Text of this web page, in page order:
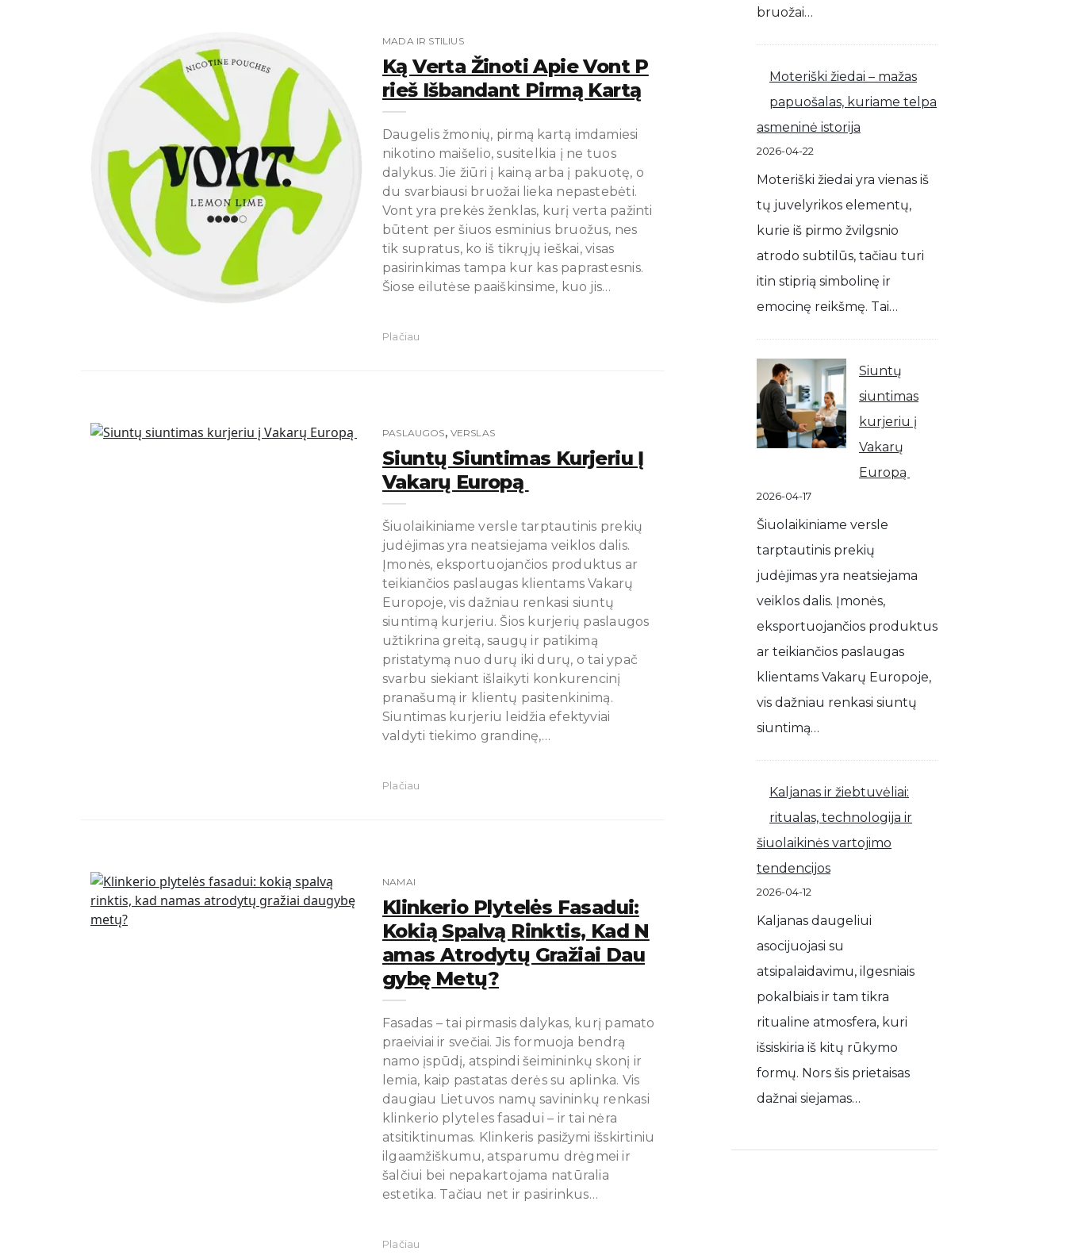
MADA IR STILIUS
Ką Verta Žinoti Apie Vont P
Rieš Išbandant Pirmą Kartą
Daugelis žmonių, pirmą kartą imdamiesi
nikotino maišelio, susitelkia į ne tuos
dalykus. Jie žiūri į kainą arba į pakuotę, o
du svarbiausi bruožai lieka nepastebėti.
Vont yra prekės ženklas, kurį verta pažinti
būtent per šiuos esminius bruožus, nes
tik supratus, ko iš tikrųjų ieškai, visas
pasirinkimas tampa kur kas paprastesnis.
Šiose eilutėse paaiškinsime, kuo jis…
Plačiau
PASLAUGOS, VERSLAS
Siuntų Siuntimas Kurjeriu Į
Vakarų Europą
Šiuolaikiniame versle tarptautinis prekių
judėjimas yra neatsiejama veiklos dalis.
Įmonės, eksportuojančios produktus ar
teikiančios paslaugas klientams Vakarų
Europoje, vis dažniau renkasi siuntų
siuntimą kurjeriu. Šios kurjerių paslaugos
užtikrina greitą, saugų ir patikimą
pristatymą nuo durų iki durų, o tai ypač
svarbu siekiant išlaikyti konkurencinį
pranašumą ir klientų pasitenkinimą.
Siuntimas kurjeriu leidžia efektyviai
valdyti tiekimo grandinę,…
Plačiau
NAMAI
Klinkerio Plytelės Fasadui:
Kokią Spalvą Rinktis, Kad N
Amas Atrodytų Gražiai Dau
Gybę Metų?
Fasadas – tai pirmasis dalykas, kurį pamato
praeiviai ir svečiai. Jis formuoja bendrą
namo įspūdį, atspindi šeimininkų skonį ir
lemia, kaip pastatas derės su aplinka. Vis
daugiau Lietuvos namų savininkų renkasi
klinkerio plyteles fasadui – ir tai nėra
atsitiktinumas. Klinkeris pasižymi išskirtiniu
ilgaamžiškumu, atsparumu drėgmei ir
šalčiui bei nepakartojama natūralia
estetika. Tačiau net ir pasirinkus…
Plačiau
bruožai…
Moteriški žiedai – mažas
papuošalas, kuriame telpa
asmeninė istorija
2026-04-22
Moteriški žiedai yra vienas iš
tų juvelyrikos elementų,
kurie iš pirmo žvilgsnio
atrodo subtilūs, tačiau turi
itin stiprią simbolinę ir
emocinę reikšmę. Tai…
Siuntų
siuntimas
kurjeriu į
Vakarų
Europą
2026-04-17
Šiuolaikiniame versle
tarptautinis prekių
judėjimas yra neatsiejama
veiklos dalis. Įmonės,
eksportuojančios produktus
ar teikiančios paslaugas
klientams Vakarų Europoje,
vis dažniau renkasi siuntų
siuntimą…
Kaljanas ir žiebtuvėliai:
ritualas, technologija ir
šiuolaikinės vartojimo
tendencijos
2026-04-12
Kaljanas daugeliui
asocijuojasi su
atsipalaidavimu, ilgesniais
pokalbiais ir tam tikra
ritualine atmosfera, kuri
išsiskiria iš kitų rūkymo
formų. Nors šis prietaisas
dažnai siejamas…